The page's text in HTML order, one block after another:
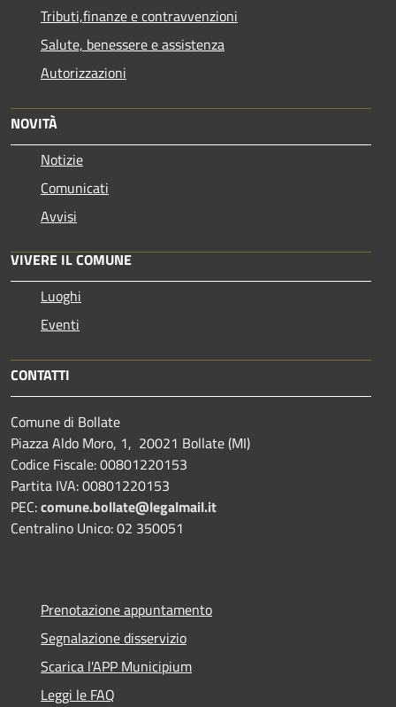
Tributi,finanze e contravvenzioni
Salute, benessere e assistenza
Autorizzazioni
NOVITÀ
Notizie
Comunicati
Avvisi
VIVERE IL COMUNE
Luoghi
Eventi
CONTATTI
Comune di Bollate
Piazza Aldo Moro, 1, 20021 Bollate (MI)
Codice Fiscale: 00801220153
Partita IVA: 00801220153
PEC:comune.bollate@legalmail.it
Centralino Unico: 02 350051
Prenotazione appuntamento
Segnalazione disservizio
Scarica l'APP Municipium
Leggi le FAQ